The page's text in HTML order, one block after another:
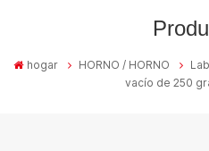
hogar HORNO / HORNO
vacío de 250